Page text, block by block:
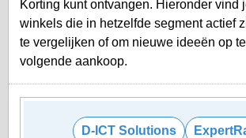
Korting kunt ontvangen. Hieronder vind
winkels die in hetzelfde segment actief
te vergelijken of om nieuwe ideeën op
volgende aankoop.
D-ICT Solutions